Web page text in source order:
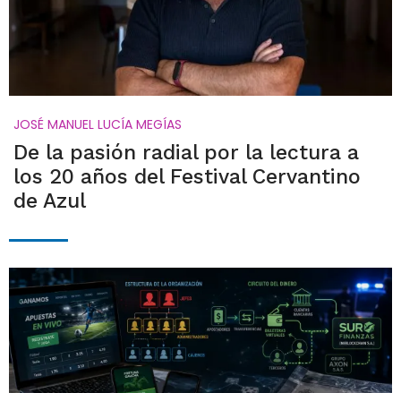
JOSÉ MANUEL LUCÍA MEGÍAS
De la pasión radial por la lectura a
los 20 años del Festival Cervantino
de Azul